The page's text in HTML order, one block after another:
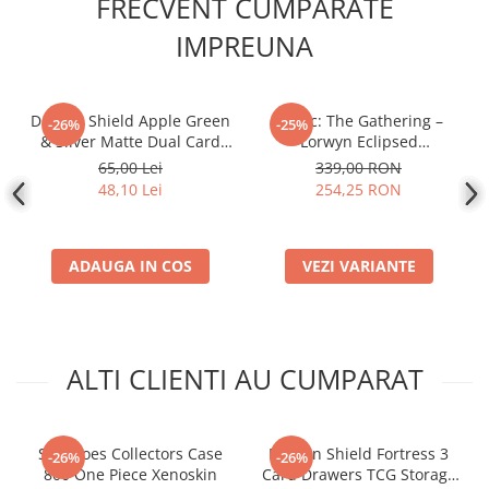
Disney Lorcana
UniVersus CCG
Neverrift TCG
Riftbound League of Legends TCG
Magic The Gathering TCG
One Piece Card Game
Final Fantasy
Alte TCG-uri
Carti singles
IMPREUNA
-26%
Dragon Shield Apple Green
& Silver Matte Dual Card
Sleeves (100)
65,00 Lei
48,10 Lei
ADAUGA IN COS
-25%
Magic: The Gathering –
Lorwyn Eclipsed
Commander Deck (EN)
339,00 RON
254,25 RON
VEZI VARIANTE
ALTI CLIENTI AU CUMPARAT
-26%
Squaroes Collectors Case
800 One Piece Xenoskin
-26%
Dragon Shield Fortress 3
Card Drawers TCG Storage